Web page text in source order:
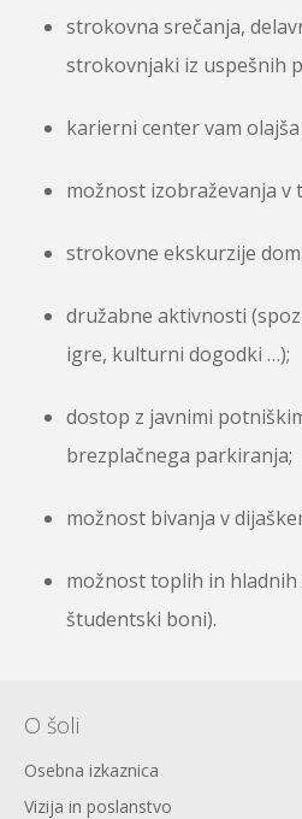
strokovna srečanja,
strokovnjaki iz uspešnih
karierni center vam
možnost izobraževanja v
strokovne ekskurzije
družabne aktivnosti
igre, kulturni dogodki …);
dostop z javnimi
brezplačnega parkiranja;
možnost bivanja v
možnost toplih in
študentski boni).
O šoli
Osebna izkaznica
Vizija in poslanstvo